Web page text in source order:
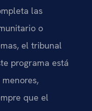
las
o
el tribunal
programa está
que el